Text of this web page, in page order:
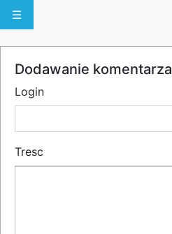
☰
Dodawanie komentarza
Login
Tresc